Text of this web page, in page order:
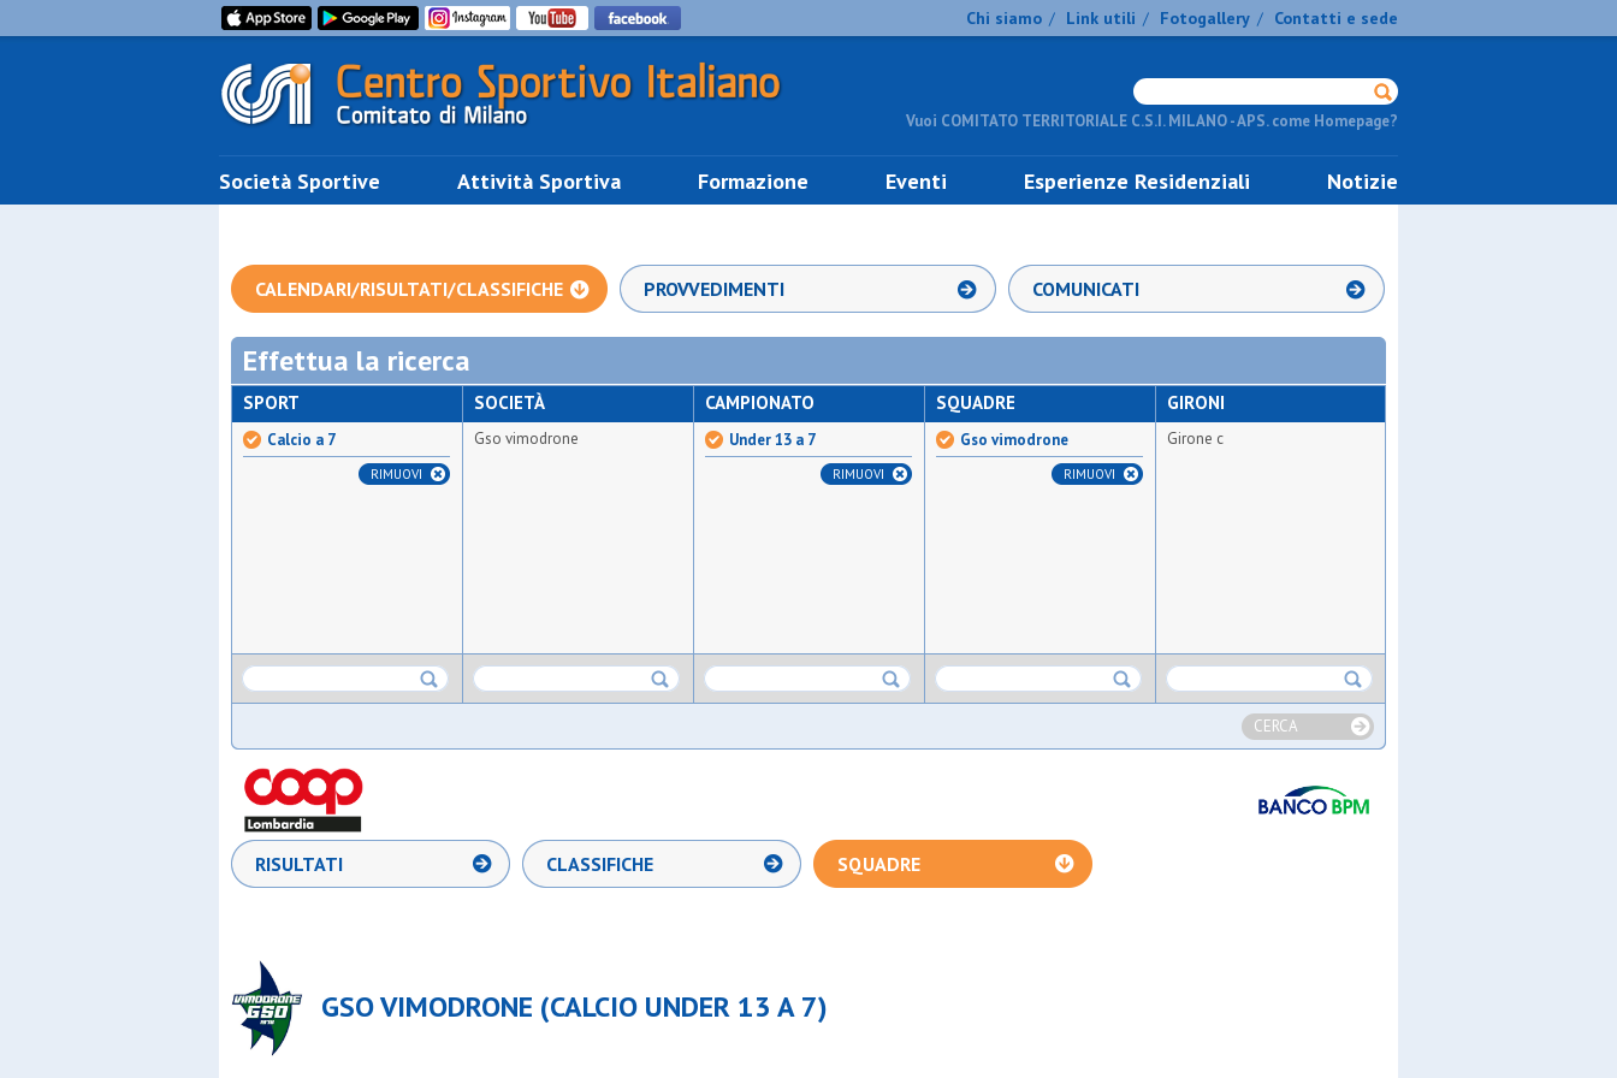
Chi siamo / Link utili / Fotogallery / Contatti e sede
Vuoi COMITATO TERRITORIALE C.S.I. MILANO - APS. come Homepage?
Società Sportive Attività Sportiva Formazione Eventi Esperienze Residenziali Notizie
CALENDARI/RISULTATI/CLASSIFICHE PROVVEDIMENTI COMUNICATI
Effettua la ricerca
SPORT
Calcio a 7
RIMUOVI
SOCIETÀ
Gso vimodrone
CAMPIONATO
Under 13 a 7
RIMUOVI
SQUADRE
Gso vimodrone
RIMUOVI
GIRONI
Girone c
CERCA
RISULTATI CLASSIFICHE SQUADRE
GSO VIMODRONE (CALCIO UNDER 13 A 7)